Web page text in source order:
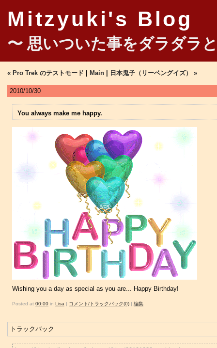
Mitzyuki's Blog
〜 思いついた事をダラダラ
« Pro Trek のテストモード Main 日本鬼子（リーベングイズ） »
2010/10/30
You always make me happy.
Wishing you a day as special as you are... Happy Birthday!
Posted at 00:00 in Lisa | コメント/トラックバック(0) | 編集
トラックバック